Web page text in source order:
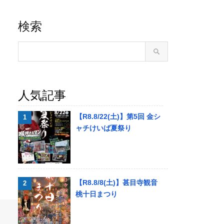
検索
人気記事
【R8.8/22(土)】第5回 金シ
ャチけいば夏祭り
【R8.8/8(土)】甚目寺観音
桃十日まつり